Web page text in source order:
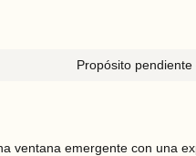
Propósito
ventana emergente con una